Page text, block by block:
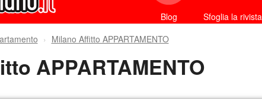
Blog Sfoglia la rivista
Milano Affitto APPARTAMENTO
APPARTAMENTO